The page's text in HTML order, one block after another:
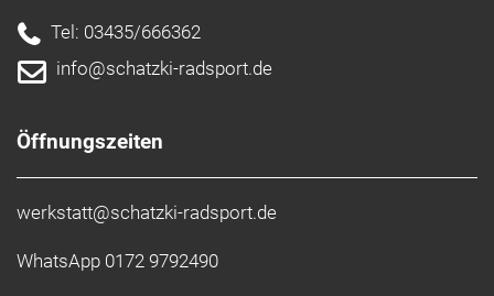
Tel: 03435/666362
info@schatzki-radsport.de
Öffnungszeiten
werkstatt@schatzki-radsport.de
WhatsApp 0172 9792490